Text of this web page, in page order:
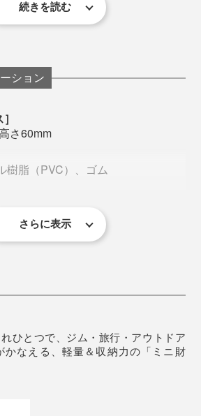
ワ惹かれはじめた飴色の魅力。お会
ニムに似合う「クリアブルー」を
入を企み中！
続きを読む
ション
さ60mm
樹脂（PVC）、ゴム
さ37mm
かな傷や擦れ、ボタン跡が見られる場合がありま
の変化がありますが、あらかじめご了承くだ
さらに表示
れひとつで、ジム・旅行・アウトドア
かなえる、軽量＆収納力の「ミニ財